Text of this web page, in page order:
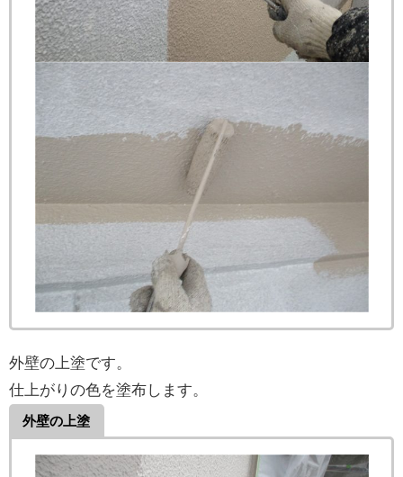
外壁の上塗です。
仕上がりの色を塗布します。
外壁の上塗